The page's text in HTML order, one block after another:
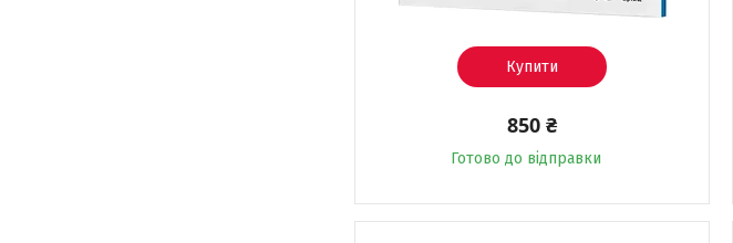
Купити
850 ₴
Готово до відправки